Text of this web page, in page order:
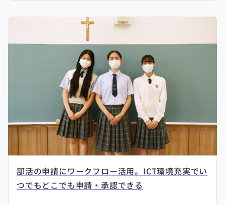
部活の申請にワークフロー活用。ICT環境充実でい
つでもどこでも申請・承認できる